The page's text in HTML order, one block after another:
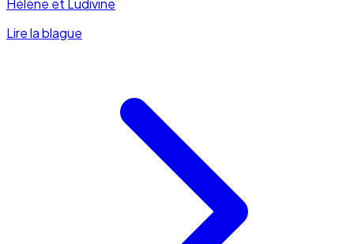
Hélène et Ludivine
Lire la blague